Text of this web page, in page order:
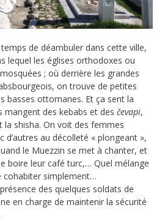
de déambuler dans cette ville,
lequel les églises orthodoxes ou
; où derrière les grandes
on trouve de petites
basses ottomanes. Et ça sent la
mangent des kebabs et des čevapi,
shisha. On voit des femmes
d’autres au décolleté « plongeant »,
le Muezzin se met à chanter, et
boire leur café turc,… Quel mélange
cohabiter simplement…
des quelques soldats de
en charge de maintenir la sécurité